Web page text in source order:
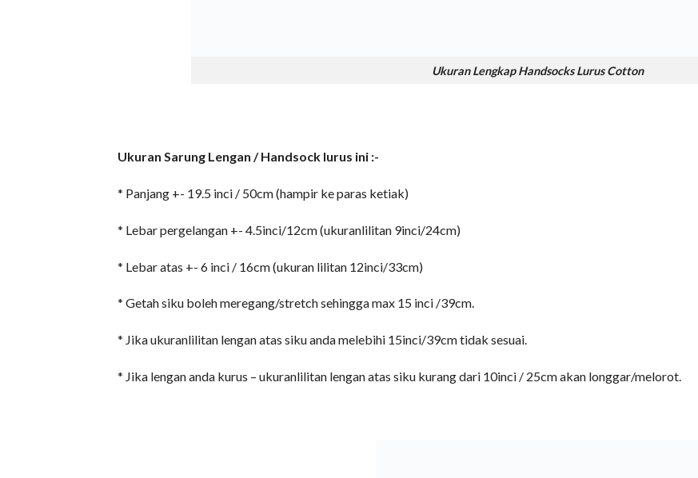
Ukuran Lengkap Handsocks Lurus Cotton
Ukuran Sarung Lengan / Handsock lurus ini :-
* Panjang +- 19.5 inci / 50cm (hampir ke paras ketiak)
* Lebar pergelangan +- 4.5inci/12cm (ukuranlilitan 9inci/24cm)
* Lebar atas +- 6 inci / 16cm (ukuran lilitan 12inci/33cm)
* Getah siku boleh meregang/stretch sehingga max 15 inci /39cm.
* Jika ukuranlilitan lengan atas siku anda melebihi 15inci/39cm tidak sesuai.
* Jika lengan anda kurus – ukuranlilitan lengan atas siku kurang dari 10inci / 25cm akan longgar/melorot.